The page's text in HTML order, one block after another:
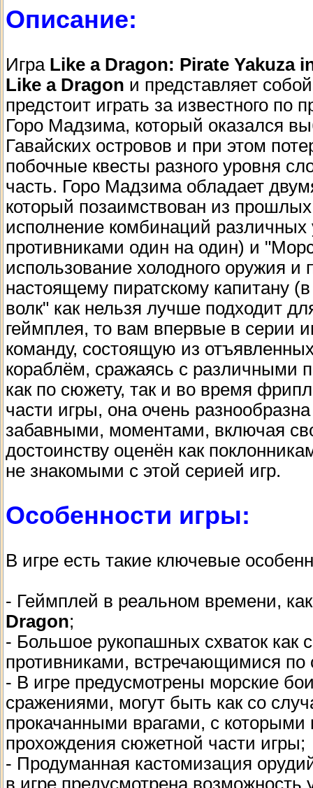
Описание:
Игра Like a Dragon: Pirate Yakuza
Like a Dragon и представляет
предстоит играть за известного
Горо Мадзима, который оказался
Гавайских островов и при этом
побочные квесты разного уровня
часть. Горо Мадзима обладает
который позаимствован из
исполнение комбинаций
противниками один на один) и
использование холодного оружия
настоящему пиратскому капитану
волк" как нельзя лучше подходит
геймплея, то вам впервые в серии
команду, состоящую из
кораблём, сражаясь с различными
как по сюжету, так и во время
части игры, она очень
забавными, моментами, включая
достоинству оценён как
не знакомыми с этой серией игр.
Особенности игры:
В игре есть такие ключевые
- Геймплей в реальном времени,
Dragon;
- Большое рукопашных схваток как
противниками, встречающимися по
- В игре предусмотрены морские
сражениями, могут быть как со
прокачанными врагами, с которыми
прохождения сюжетной части игры;
- Продуманная кастомизация
в игре предусмотрена